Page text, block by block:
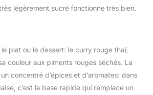
légèrement sucré fonctionne très bien.
plat ou le dessert: le curry rouge thaï,
couleur aux piments rouges séchés. La
concentré d’épices et d’aromates: dans
c’est la base rapide qui remplace un